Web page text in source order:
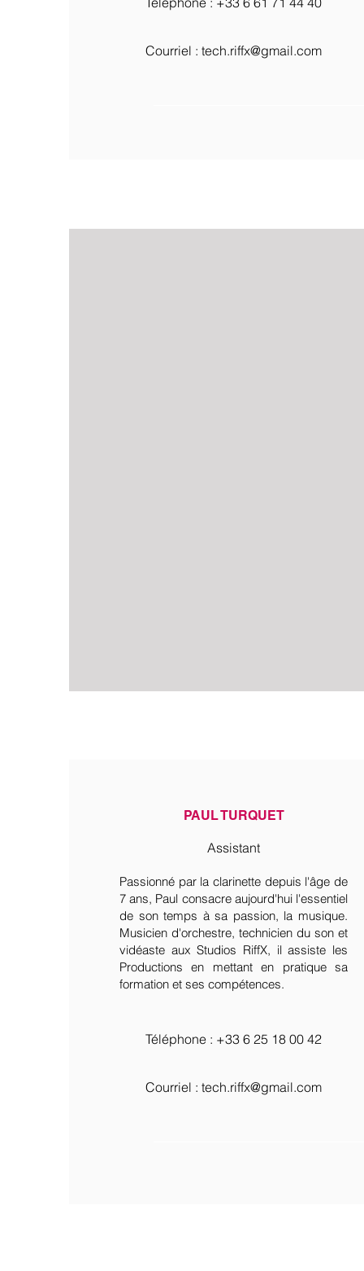
PAUL TURQUET
Assistant
Passionné par la clarinette depuis l'âge de
7 ans, Paul consacre aujourd'hui l'essentiel
de son temps à sa passion, la musique.
Musicien d'orchestre, technicien du son et
vidéaste aux Studios RiffX, il assiste les
Productions en mettant en pratique sa
formation et ses compétences.
Téléphone : ‭+33 6 25 18 00 42‬
Courriel : tech.riffx@gmail.com
Courriel : tech.riffx@gmail.com